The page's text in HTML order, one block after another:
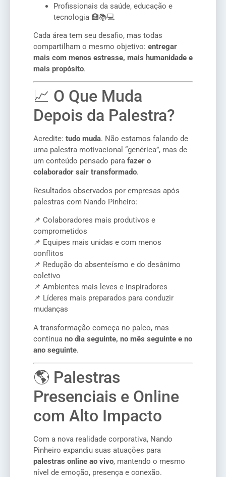
Profissionais da saúde, educação e
tecnologia 🏥📚💻
Cada área tem seu desafio, mas todas
compartilham o mesmo objetivo: entregar
mais com menos estresse, mais humanidade e
mais propósito.
📈 O Que Muda
Depois da Palestra?
Acredite: tudo muda. Não estamos falando de
uma palestra motivacional “genérica”, mas de
um conteúdo pensado para fazer o
colaborador sair transformado.
Resultados observados por empresas após
palestras com Nando Pinheiro:
📌 Colaboradores mais produtivos e
comprometidos
📌 Equipes mais unidas e com menos
conflitos
📌 Redução do absenteísmo e do desânimo
coletivo
📌 Ambientes mais leves e inspiradores
📌 Líderes mais preparados para conduzir
mudanças
A transformação começa no palco, mas
continua no dia seguinte, no mês seguinte e no
ano seguinte.
🌎 Palestras
Presenciais e Online
com Alto Impacto
Com a nova realidade corporativa, Nando
Pinheiro expandiu suas atuações para
palestras online ao vivo, mantendo o mesmo
nível de emoção, presença e conexão.